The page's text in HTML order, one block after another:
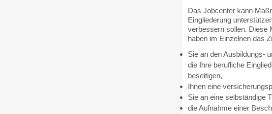
Das Jobcenter kann
Eingliederung
verbessern sollen. Diese
haben im Einzelnen das
Sie an den Ausbildungs-
die Ihre berufliche
beseitigen,
Ihnen eine
Sie an eine selbständige
die Aufnahme einer